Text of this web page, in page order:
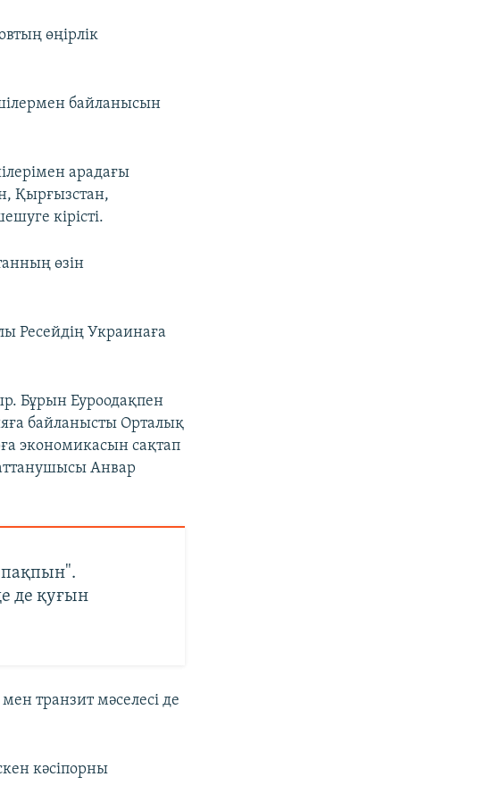
өңірлік
байланысын
арадағы
Қырғызстан,
кірісті.
өзін
Ресейдің Украинаға
Бұрын Еуроодақпен
байланысты Орталық
экономикасын сақтап
Анвар
де қуғын
транзит мәселесі де
кәсіпорны